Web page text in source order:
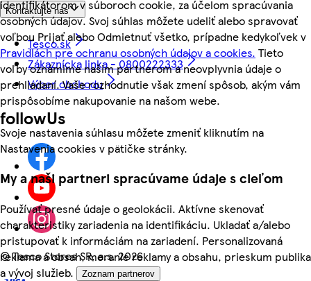
identifikátorom v súboroch cookie, za účelom spracúvania
osobných údajov. Svoj súhlas môžete udeliť alebo spravovať
voľbou Prijať alebo Odmietnuť všetko, prípadne kedykoľvek v
Pravidlách pre ochranu osobných údajov a cookies. Tieto
voľby oznámime našim partnerom a neovplyvnia údaje o
prehliadaní. Vaše rozhodnutie však zmení spôsob, akým vám
prispôsobíme nakupovanie na našom webe.
Svoje nastavenia súhlasu môžete zmeniť kliknutím na
Nastavenia cookies v pätičke stránky.
My a naši partneri spracúvame údaje s cieľom
Používať presné údaje o geolokácii. Aktívne skenovať
charakteristiky zariadenia na identifikáciu. Ukladať a/alebo
pristupovať k informáciám na zariadení. Personalizovaná
reklama a obsah, meranie reklamy a obsahu, prieskum publika
a vývoj služieb.
Zoznam partnerov
Kontaktujte nás
Tesco.sk
Zákaznícka linka - 0800222333
Výber obchodu
followUs
©Tesco Stores SR, a.s. 2026